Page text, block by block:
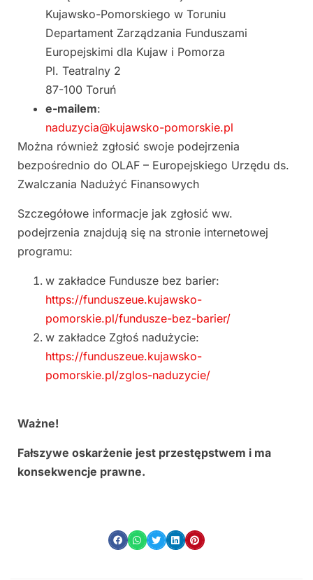
Kujawsko-Pomorskiego w Toruniu
Departament Zarządzania Funduszami
Europejskimi dla Kujaw i Pomorza
Pl. Teatralny 2
87-100 Toruń
e-mailem:
naduzycia@kujawsko-pomorskie.pl
Można również zgłosić swoje podejrzenia
bezpośrednio do OLAF – Europejskiego Urzędu ds.
Zwalczania Nadużyć Finansowych
Szczegółowe informacje jak zgłosić ww.
podejrzenia znajdują się na stronie internetowej
programu:
w zakładce Fundusze bez barier:
https://funduszeue.kujawsko-
pomorskie.pl/fundusze-bez-barier/
w zakładce Zgłoś nadużycie:
https://funduszeue.kujawsko-
pomorskie.pl/zglos-naduzycie/
Ważne!
Fałszywe oskarżenie jest przestępstwem i ma
konsekwencje prawne.